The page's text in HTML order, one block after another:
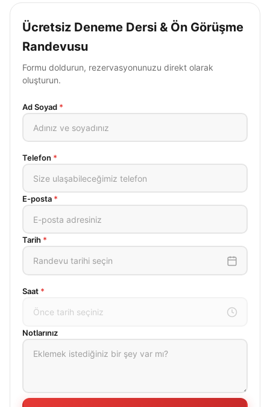
Ücretsiz Deneme Dersi & Ön Görüşme
Randevusu
Formu doldurun, rezervasyonunuzu direkt olarak
oluşturun.
Ad Soyad *
Telefon *
E-posta *
Tarih *
Randevu tarihi seçin
Saat *
Önce tarih seçiniz
Notlarınız